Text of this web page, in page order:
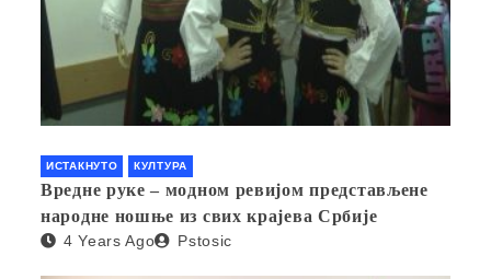
ИСТАКНУТО КУЛТУРА
Вредне руке – модном ревијом представљене
народне ношње из свих крајева Србије
4 Years Ago Pstosic